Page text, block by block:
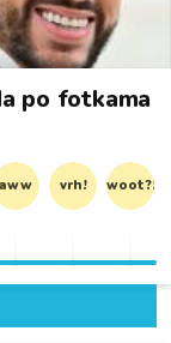
po fotkama
aww vrh! woot?!